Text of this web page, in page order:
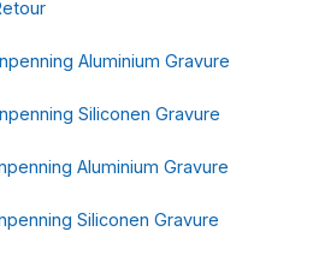
Aluminium Gravure
Siliconen Gravure
Aluminium Gravure
Siliconen Gravure